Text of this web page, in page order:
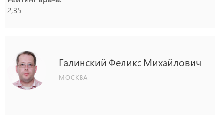
2,35
Галинский ФеликсМихайлович
МОСКВА